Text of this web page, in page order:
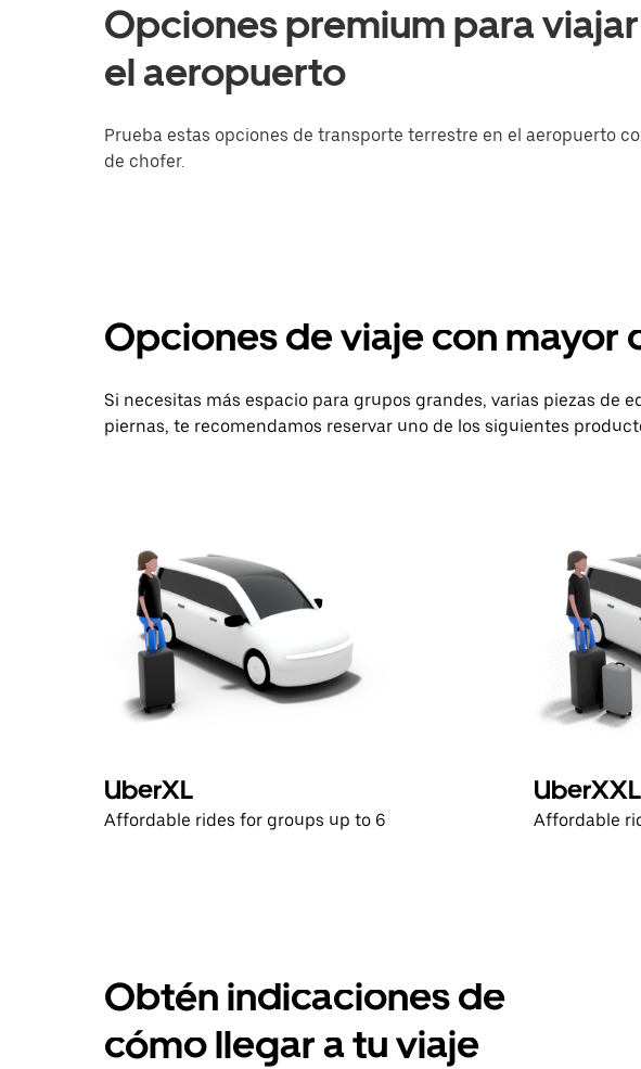
Opciones premium para
el aeropuerto
Prueba estas opciones de transporte terrestre en el aeropuerto
de chofer.
Opciones de viaje con mayor
Si necesitas más espacio para grupos grandes, varias piezas de
piernas, te recomendamos reservar uno de los siguientes
UberXL
Affordable rides for groups up to 6
UberXXL
Affordable
Obtén indicaciones de
cómo llegar a tu viaje